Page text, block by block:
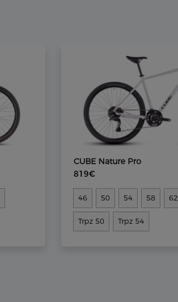
CUBE Nature Pro
819€
46 50 54 58 62
Trpz 50 Trpz 54